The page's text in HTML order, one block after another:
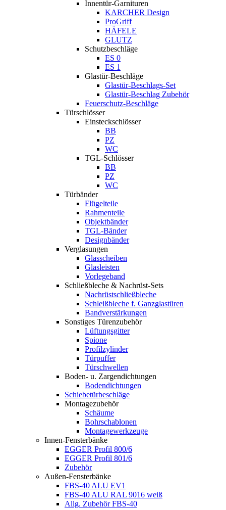
Innentür-Garnituren
KARCHER Design
ProGriff
HÄFELE
GLUTZ
Schutzbeschläge
ES 0
ES 1
Glastür-Beschläge
Glastür-Beschlags-Set
Glastür-Beschlag Zubehör
Feuerschutz-Beschläge
Türschlösser
Einsteckschlösser
BB
PZ
WC
TGL-Schlösser
BB
PZ
WC
Türbänder
Flügelteile
Rahmenteile
Objektbänder
TGL-Bänder
Designbänder
Verglasungen
Glasscheiben
Glasleisten
Vorlegeband
Schließbleche & Nachrüst-Sets
Nachrüstschließbleche
Schleißbleche f. Ganzglastüren
Bandverstärkungen
Sonstiges Türenzubehör
Lüftungsgitter
Spione
Profilzylinder
Türpuffer
Türschwellen
Boden- u. Zargendichtungen
Bodendichtungen
Schiebetürbeschläge
Montagezubehör
Schäume
Bohrschablonen
Montagewerkzeuge
Innen-Fensterbänke
EGGER Profil 800/6
EGGER Profil 801/6
Zubehör
Außen-Fensterbänke
FBS-40 ALU EV1
FBS-40 ALU RAL 9016 weiß
Allg. Zubehör FBS-40